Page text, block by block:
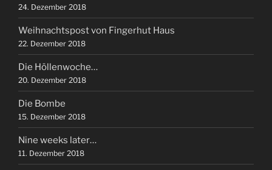
24. Dezember 2018
Weihnachtspost von Fingerhut Haus
22. Dezember 2018
Die Höllenwoche…
20. Dezember 2018
Die Bombe
15. Dezember 2018
Nine weeks later…
11. Dezember 2018